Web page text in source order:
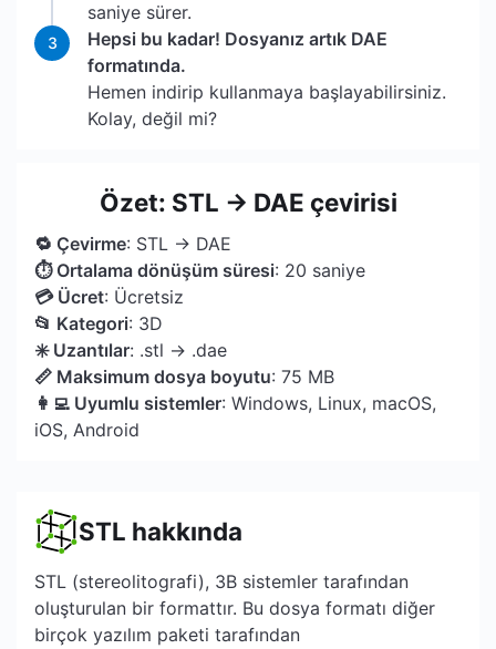
saniye sürer.
3
Hepsi bu kadar! Dosyanız artık DAE
formatında.
Hemen indirip kullanmaya başlayabilirsiniz.
Kolay, değil mi?
Özet: STL → DAE çevirisi
🔁 Çevirme: STL → DAE
⏱ Ortalama dönüşüm süresi: 20 saniye
💳 Ücret: Ücretsiz
📂 Kategori: 3D
✳️ Uzantılar: .stl → .dae
📏 Maksimum dosya boyutu: 75 MB
👩‍💻 Uyumlu sistemler: Windows, Linux, macOS,
iOS, Android
STL hakkında
STL (stereolitografi), 3B sistemler tarafından
oluşturulan bir formattır. Bu dosya formatı diğer
birçok yazılım paketi tarafından